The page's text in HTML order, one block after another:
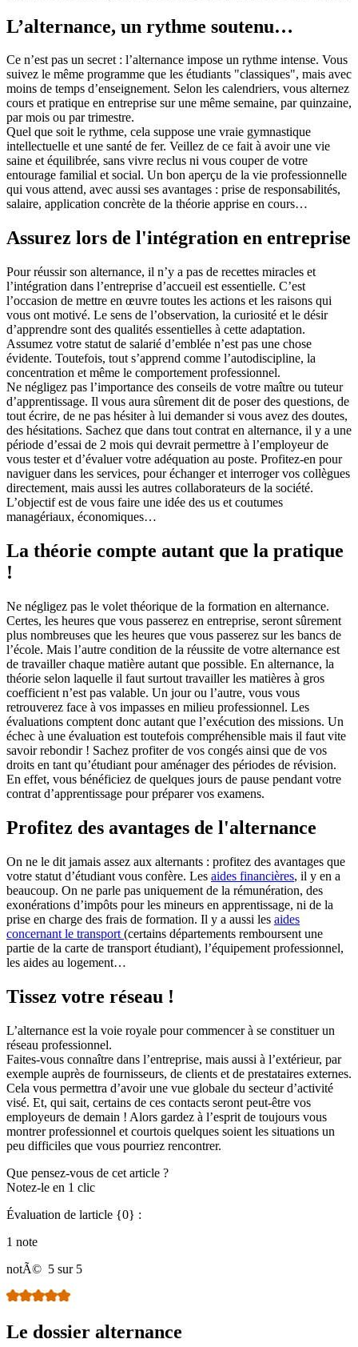
L’alternance, un rythme soutenu…
Ce n’est pas un secret : l’alternance impose un rythme intense. Vous
suivez le même programme que les étudiants "classiques", mais avec
moins de temps d’enseignement. Selon les calendriers, vous alternez
cours et pratique en entreprise sur une même semaine, par quinzaine,
par mois ou par trimestre.
Quel que soit le rythme, cela suppose une vraie gymnastique
intellectuelle et une santé de fer. Veillez de ce fait à avoir une vie
saine et équilibrée, sans vivre reclus ni vous couper de votre
entourage familial et social. Un bon aperçu de la vie professionnelle
qui vous attend, avec aussi ses avantages : prise de responsabilités,
salaire, application concrète de la théorie apprise en cours…
Assurez lors de l'intégration en entreprise
Pour réussir son alternance, il n’y a pas de recettes miracles et
l’intégration dans l’entreprise d’accueil est essentielle. C’est
l’occasion de mettre en œuvre toutes les actions et les raisons qui
vous ont motivé. Le sens de l’observation, la curiosité et le désir
d’apprendre sont des qualités essentielles à cette adaptation.
Assumez votre statut de salarié d’emblée n’est pas une chose
évidente. Toutefois, tout s’apprend comme l’autodiscipline, la
concentration et même le comportement professionnel.
Ne négligez pas l’importance des conseils de votre maître ou tuteur
d’apprentissage. Il vous aura sûrement dit de poser des questions, de
tout écrire, de ne pas hésiter à lui demander si vous avez des doutes,
des hésitations. Sachez que dans tout contrat en alternance, il y a une
période d’essai de 2 mois qui devrait permettre à l’employeur de
vous tester et d’évaluer votre adéquation au poste. Profitez-en pour
naviguer dans les services, pour échanger et interroger vos collègues
directement, mais aussi les autres collaborateurs de la société.
L’objectif est de vous faire une idée des us et coutumes
managériaux, économiques…
La théorie compte autant que la pratique
!
Ne négligez pas le volet théorique de la formation en alternance.
Certes, les heures que vous passerez en entreprise, seront sûrement
plus nombreuses que les heures que vous passerez sur les bancs de
l’école. Mais l’autre condition de la réussite de votre alternance est
de travailler chaque matière autant que possible. En alternance, la
théorie selon laquelle il faut surtout travailler les matières à gros
coefficient n’est pas valable. Un jour ou l’autre, vous vous
retrouverez face à vos impasses en milieu professionnel. Les
évaluations comptent donc autant que l’exécution des missions. Un
échec à une évaluation est toutefois compréhensible mais il faut vite
savoir rebondir ! Sachez profiter de vos congés ainsi que de vos
droits en tant qu’étudiant pour aménager des périodes de révision.
En effet, vous bénéficiez de quelques jours de pause pendant votre
contrat d’apprentissage pour préparer vos examens.
Profitez des avantages de l'alternance
On ne le dit jamais assez aux alternants : profitez des avantages que
votre statut d’étudiant vous confère. Les aides financières, il y en a
beaucoup. On ne parle pas uniquement de la rémunération, des
exonérations d’impôts pour les mineurs en apprentissage, ni de la
prise en charge des frais de formation. Il y a aussi les aides
concernant le transport (certains départements remboursent une
partie de la carte de transport étudiant), l’équipement professionnel,
les aides au logement…
Tissez votre réseau !
L’alternance est la voie royale pour commencer à se constituer un
réseau professionnel.
Faites-vous connaître dans l’entreprise, mais aussi à l’extérieur, par
exemple auprès de fournisseurs, de clients et de prestataires externes.
Cela vous permettra d’avoir une vue globale du secteur d’activité
visé. Et, qui sait, certains de ces contacts seront peut-être vos
employeurs de demain ! Alors gardez à l’esprit de toujours vous
montrer professionnel et courtois quelques soient les situations un
peu difficiles que vous pourriez rencontrer.
Que pensez-vous de cet article ?
Notez-le en 1 clic
Évaluation de larticle {0} :
1 note
notÃ© 5 sur 5
Le dossier alternance